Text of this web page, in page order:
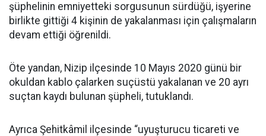
şüphelinin emniyetteki sorgusunun sürdüğü, işyerine
birlikte gittiği 4 kişinin de yakalanması için çalışmaların
devam ettiği öğrenildi.
Öte yandan, Nizip ilçesinde 10 Mayıs 2020 günü bir
okuldan kablo çalarken suçüstü yakalanan ve 20 ayrı
suçtan kaydı bulunan şüpheli, tutuklandı.
Ayrıca Şehitkâmil ilçesinde “uyuşturucu ticareti ve